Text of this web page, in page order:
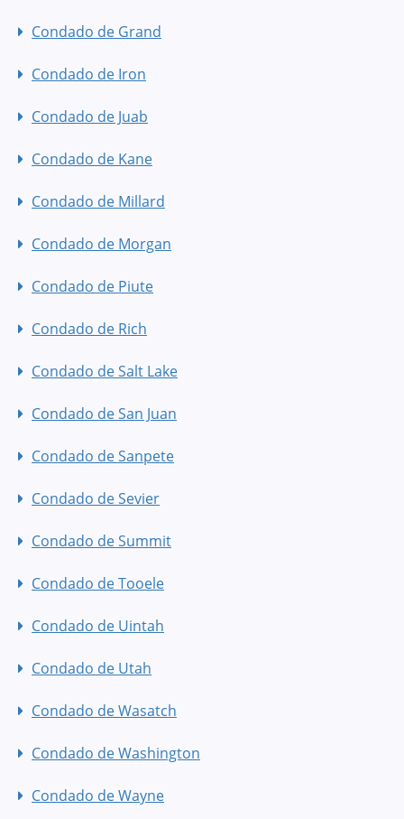
Condado de Grand
Condado de Iron
Condado de Juab
Condado de Kane
Condado de Millard
Condado de Morgan
Condado de Piute
Condado de Rich
Condado de Salt Lake
Condado de San Juan
Condado de Sanpete
Condado de Sevier
Condado de Summit
Condado de Tooele
Condado de Uintah
Condado de Utah
Condado de Wasatch
Condado de Washington
Condado de Wayne